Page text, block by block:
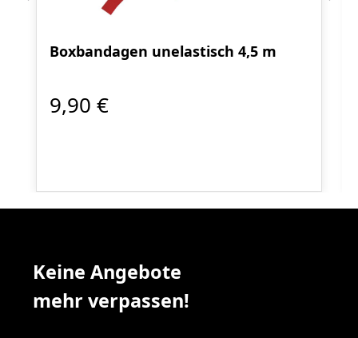
Boxbandagen unelastisch 4,5 m
9,90 €
Keine Angebote
mehr verpassen!